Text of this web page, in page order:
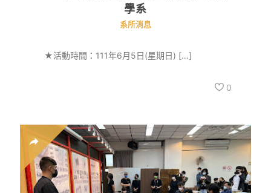
學系
系所消息
★活動時間：111年6月5日(星期日) […]
0